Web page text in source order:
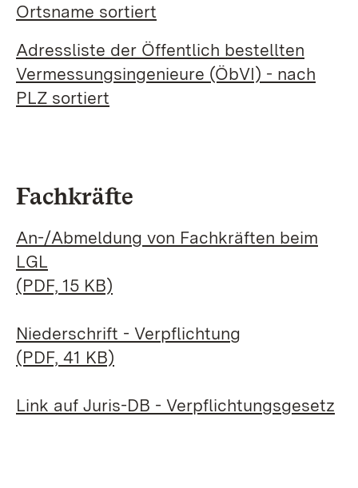
Ortsname sortiert
Adressliste der Öffentlich bestellten
Vermessungsingenieure (ÖbVI) - nach
PLZ sortiert
Fachkräfte
An-/Abmeldung von Fachkräften beim
LGL
(PDF, 15 KB)
Niederschrift - Verpflichtung
(PDF, 41 KB)
Link auf Juris-DB - Verpflichtungsgesetz